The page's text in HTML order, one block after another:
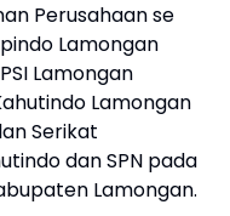
Perusahaan se
Lamongan
Lamongan
Lamongan
Serikat
dan SPN pada
Lamongan.